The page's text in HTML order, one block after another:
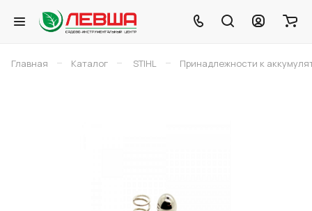
Главная – Каталог – STIHL – Принадлежности к